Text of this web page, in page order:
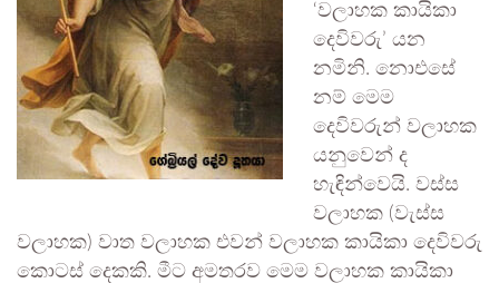
‘වලාහක කායිකා
දෙවිවරු’ යන
නමිනි. නොඑසේ
නම් මෙම
දෙවිවරුන් වලාහක
යනුවෙන් ද
හැඳින්වෙයි. වස්ස
වලාහක (වැස්ස
වලාහක) වාත වලාහක එවන් වලාහක කායිකා දෙවිවරු
කොටස් දෙකකි. මීට අමතරව මෙම වලාහක කායිකා